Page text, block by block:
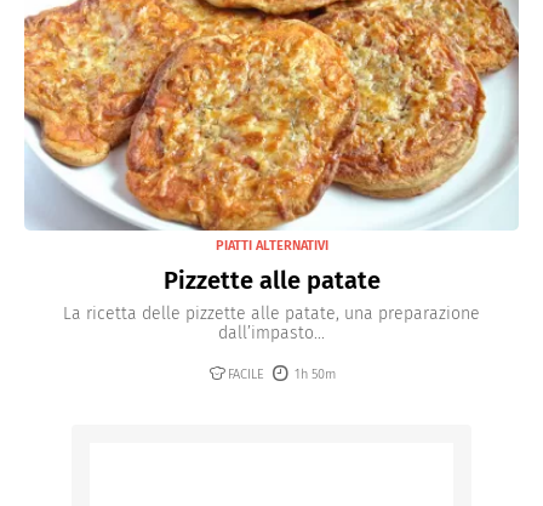
PIATTI ALTERNATIVI
Pizzette alle patate
La ricetta delle pizzette alle patate, una preparazione
dall’impasto...
FACILE 1h 50m